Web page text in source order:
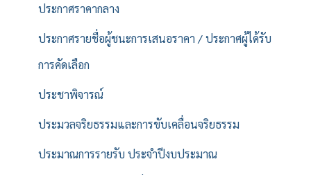
ประกาศราคากลาง
ประกาศรายชื่อผู้ชนะการเสนอราคา / ประกาศผู้ได้รับ
การคัดเลือก
ประชาพิจารณ์
ประมวลจริยธรรมและการขับเคลื่อนจริยธรรม
ประมาณการรายรับ ประจำปีงบประมาณ